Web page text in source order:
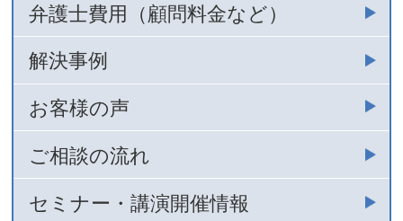
弁護士費用（顧問料金など）
解決事例
お客様の声
ご相談の流れ
セミナー・講演開催情報